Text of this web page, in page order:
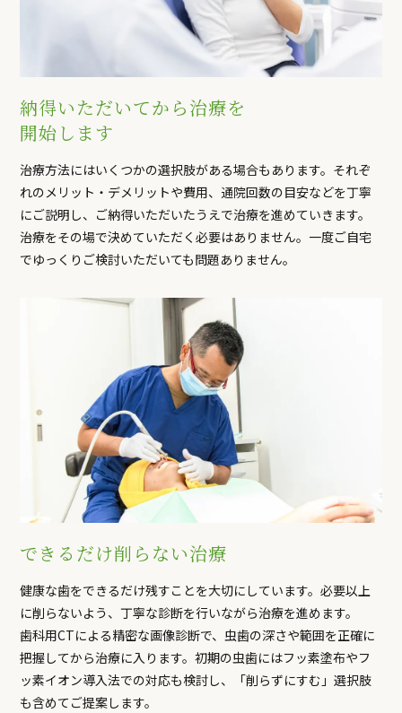
納得いただいてから治療を
開始します
治療方法にはいくつかの選択肢がある場合もあります。それぞ
れのメリット・デメリットや費用、通院回数の目安などを丁寧
にご説明し、ご納得いただいたうえで治療を進めていきます。
治療をその場で決めていただく必要はありません。一度ご自宅
でゆっくりご検討いただいても問題ありません。
できるだけ削らない治療
健康な歯をできるだけ残すことを大切にしています。必要以上
に削らないよう、丁寧な診断を行いながら治療を進めます。
歯科用CTによる精密な画像診断で、虫歯の深さや範囲を正確に
把握してから治療に入ります。初期の虫歯にはフッ素塗布やフ
ッ素イオン導入法での対応も検討し、「削らずにすむ」選択肢
も含めてご提案します。